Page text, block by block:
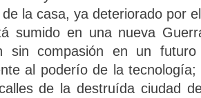
la casa, ya deteriorado por
sumido en una nueva
sin compasión en un
al poderío de la
de la destruída ciudad